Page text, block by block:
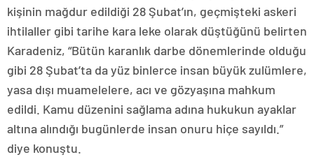
kişinin mağdur edildiği 28 Şubat’ın, geçmişteki askeri
ihtilaller gibi tarihe kara leke olarak düştüğünü belirten
Karadeniz, “Bütün karanlık darbe dönemlerinde olduğu
gibi 28 Şubat’ta da yüz binlerce insan büyük zulümlere,
yasa dışı muamelelere, acı ve gözyaşına mahkum
edildi. Kamu düzenini sağlama adına hukukun ayaklar
altına alındığı bugünlerde insan onuru hiçe sayıldı.”
diye konuştu.